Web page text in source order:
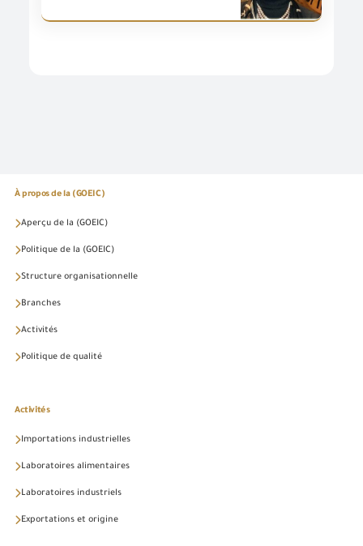
À propos de la (GOEIC)
Aperçu de la (GOEIC)
Politique de la (GOEIC)
Structure organisationnelle
Branches
Activités
Politique de qualité
Activités
Importations industrielles
Laboratoires alimentaires
Laboratoires industriels
Exportations et origine